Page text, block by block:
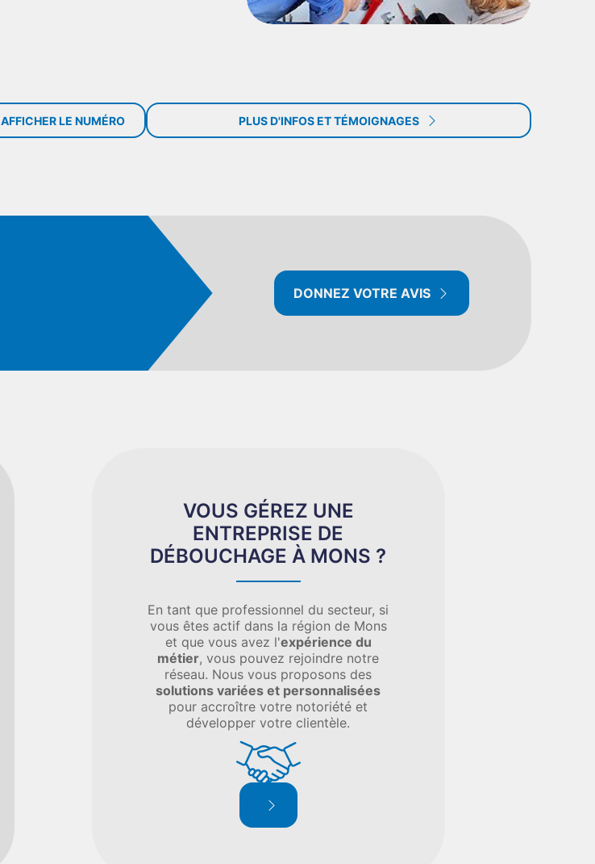
AFFICHER LE NUMÉRO PLUS D'INFOS ET TÉMOIGNAGES
DONNEZ VOTRE AVIS
VOUS GÉREZ UNE
ENTREPRISE DE
DÉBOUCHAGE À MONS ?
En tant que professionnel du secteur, si
vous êtes actif dans la région de Mons
et que vous avez l'expérience du
métier, vous pouvez rejoindre notre
réseau. Nous vous proposons des
solutions variées et personnalisées
pour accroître votre notoriété et
développer votre clientèle.